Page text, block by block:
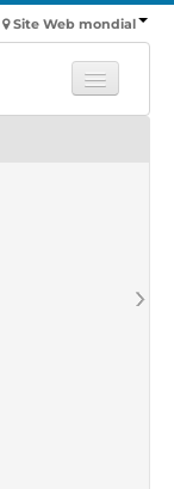
Site Web mondial